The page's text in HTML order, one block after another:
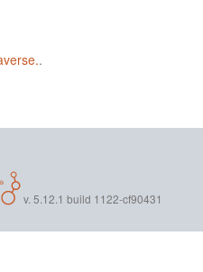
.
v. 5.12.1 build 1122-cf90431